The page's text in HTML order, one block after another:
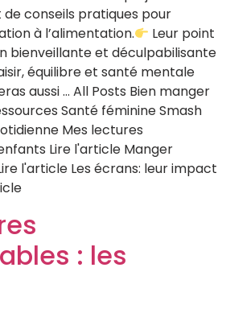
de conseils pratiques pour
à l’alimentation.
Leur point
bienveillante et déculpabilisante
équilibre et santé mentale
aussi … All Posts Bien manger
Santé féminine Smash
Mes lectures
Lire l'article Manger
l'article Les écrans: leur impact
: les